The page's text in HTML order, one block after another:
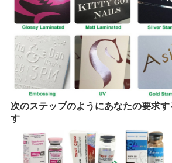
次のステップのようにあなたの要求
す